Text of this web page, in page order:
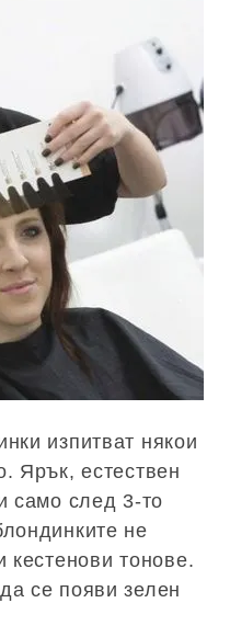
изпитват някои
Ярък, естествен
само след 3-то
не
кестенови тонове.
се появи зелен